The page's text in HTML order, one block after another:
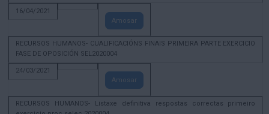
16/04/2021
Amosar
RECURSOS HUMANOS- CUALIFICACIÓNS FINAIS PRIMEIRA PARTE EXERCICIO
FASE DE OPOSICIÓN SEL2020004
24/03/2021
Amosar
RECURSOS HUMANOS- Listaxe definitiva respostas correctas primeiro